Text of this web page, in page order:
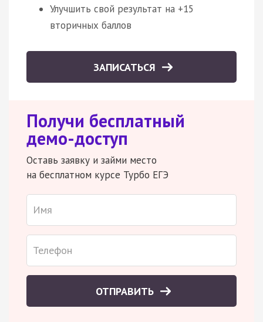
Улучшить свой результат на +15
вторичных баллов
ЗАПИСАТЬСЯ
Получи бесплатный
демо-доступ
Оставь заявку и займи место
на бесплатном курсе Турбо ЕГЭ
ОТПРАВИТЬ